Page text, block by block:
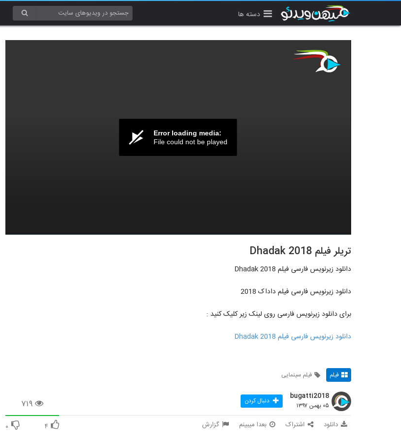
دسته ها
Error loading media:
File could not be played
تریلر فیلم Dhadak 2018
دانلود زیرنویس فارسی فیلم Dhadak 2018
دانلود زیرنویس فارسی فیلم داداک 2018
برای دانلود زیرنویس فارسی روی لینک زیر کلیک کنید :
دانلود زیرنویس فارسی فیلم Dhadak 2018
فیلم فیلم سینمایی
۷۱۹
bugatti2018
۰۵ بهمن ۱۳۹۷ دنبال کردن
دانلود اشتراک بعدا میبینم گزارش ۴ ۰